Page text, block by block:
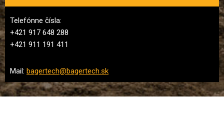
Telefónne čísla:
+421 917 648 288
+421 911 191 411
Mail: bagertech@bagertech.sk